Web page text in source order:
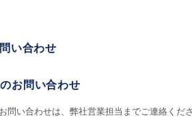
い合わせ
お問い合わせ
問い合わせは、弊社営業担当までご連絡くださ